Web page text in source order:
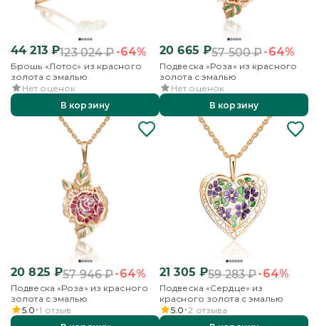
44 213₽123 024₽-64%
Брошь «Лотос» из красного
золота с эмалью
Нет оценок
В корзину
20 665 ₽57 500₽-64%
Подвеска «Роза» из красного
золота с эмалью
Нет оценок
В корзину
20 825 ₽57 946₽-64%
Подвеска «Роза» из красного
золота с эмалью
5.0 1 отзыв
21 305 ₽59 283₽-64%
Подвеска «Сердце» из
красного золота с эмалью
5.0 2 отзыва